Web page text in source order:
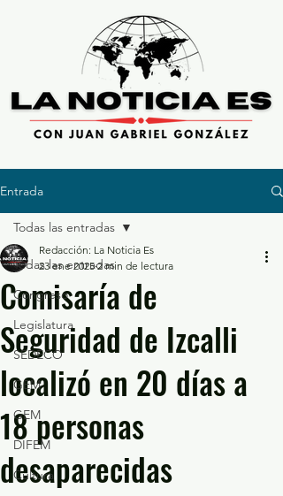
Entrada
Todas las entradas
Congreso
Legislatura
SEDECO
GEM
GEM
DIFEM
Cultura
Todas las entradas
Comisaría de
Seguridad de Izcalli
localizó en 20 días a
18 personas
desaparecidas
Redacción: La Noticia Es
23 ene 2025 2 min de lectura